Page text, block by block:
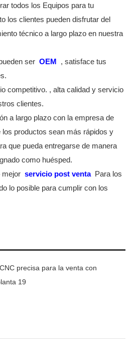
todos los Equipos para tu
los clientes pueden disfrutar del
técnico a largo plazo en nuestra
ser OEM
, satisface tus
competitivo. , alta calidad y servicio
clientes.
a largo plazo con la empresa de
los productos sean más rápidos y
que pueda entregarse de manera
como huésped.
mejor servicio post venta Para los
lo posible para cumplir con los